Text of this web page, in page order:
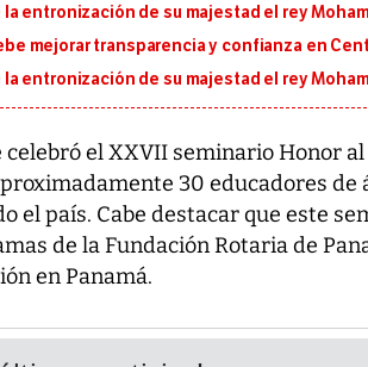
entronización de su majestad el rey
mejorar transparencia y confianza en
entronización de su majestad el rey
el XXVII seminario Honor
30 educadores de
el país. Cabe destacar que este
de la Fundación Rotaria de
en Panamá.